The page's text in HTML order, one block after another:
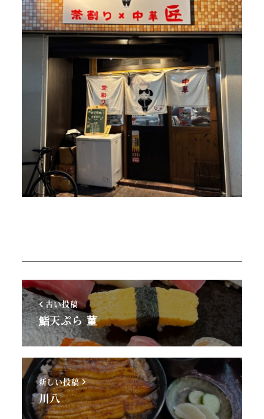
古い投稿
鮨天ぷら 菫
新しい投稿
川八